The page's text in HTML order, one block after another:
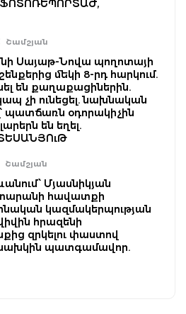
ՖՈՏՈՌԵՊՈՐՏԱԺ,
Շամշյան
Սայաթ-Նովա պողոտայի
մեկի 8-րդ հարկում.
են քաղաքացիներին.
չի ունեցել. նախնական
պատճառն օդորակիչին
են եղել.
Շամշյան
Մյասնիկյան
հավատքի
կազմակերպության
հրազենի
զրկելու փաստով
նախկին պատգամավոր.